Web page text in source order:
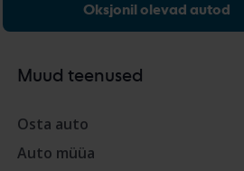
Oksjonil olevad autod
Muud teenused
Osta auto
Auto müüa